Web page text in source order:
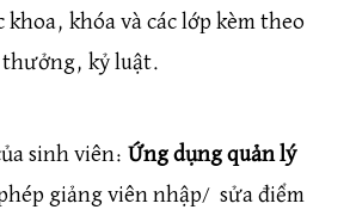
khoa, khóa và các lớp kèm theo
kỷ luật.
sinh viên: Ứng dụng quản lý
giảng viên nhập/ sửa điểm